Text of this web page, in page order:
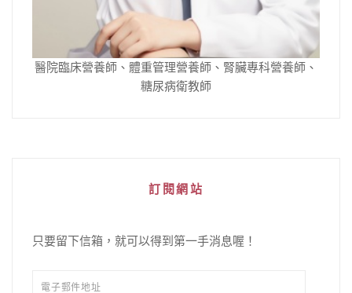
醫院臨床營養師、體重管理營養師、腎臟專科營養師、
糖尿病衛教師
訂閱網站
只要留下信箱，就可以得到第一手消息喔！